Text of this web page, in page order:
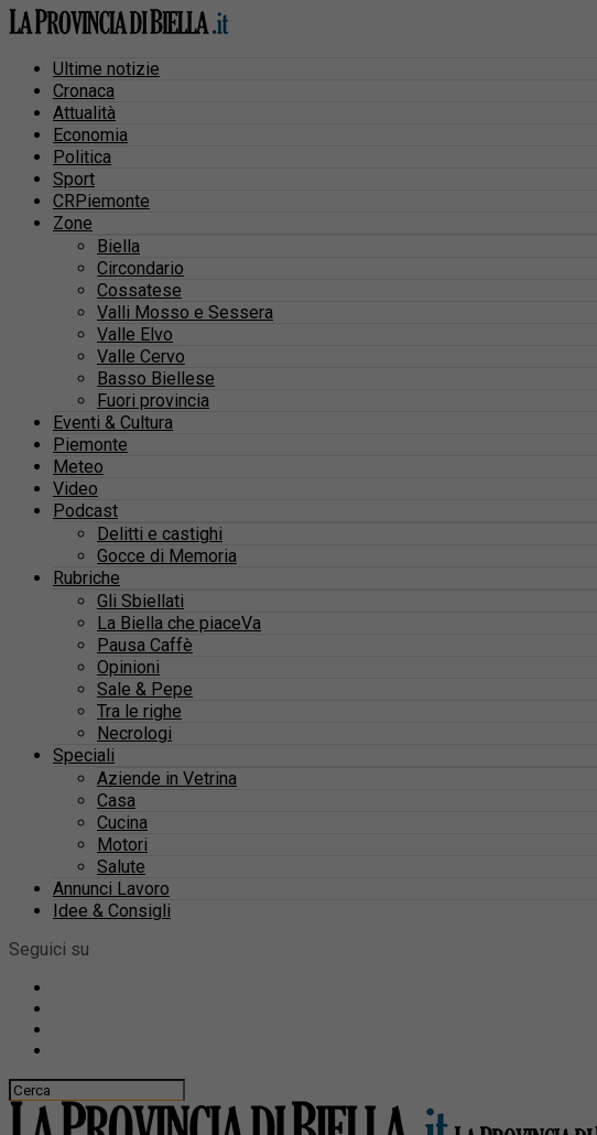
Ultime notizie
Cronaca
Attualità
Economia
Politica
Sport
CRPiemonte
Zone
Biella
Circondario
Cossatese
Valli Mosso e Sessera
Valle Elvo
Valle Cervo
Basso Biellese
Fuori provincia
Eventi & Cultura
Piemonte
Meteo
Video
Podcast
Delitti e castighi
Gocce di Memoria
Rubriche
Gli Sbiellati
La Biella che piaceVa
Pausa Caffè
Opinioni
Sale & Pepe
Tra le righe
Necrologi
Speciali
Aziende in Vetrina
Casa
Cucina
Motori
Salute
Annunci Lavoro
Idee & Consigli
Seguici su